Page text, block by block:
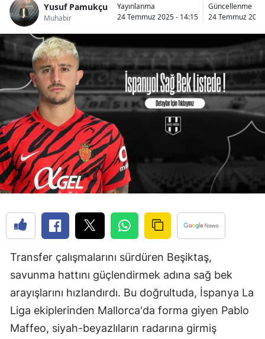
Yusuf Pamukçu
Muhabir
Yayınlanma
24 Temmuz 2025 - 14:15
Güncellenme
24 Temmuz
Transfer çalışmalarını sürdüren Beşiktaş,
savunma hattını güçlendirmek adına sağ bek
arayışlarını hızlandırdı. Bu doğrultuda, İspanya La
Liga ekiplerinden Mallorca'da forma giyen Pablo
Maffeo, siyah-beyazlıların radarına girmiş